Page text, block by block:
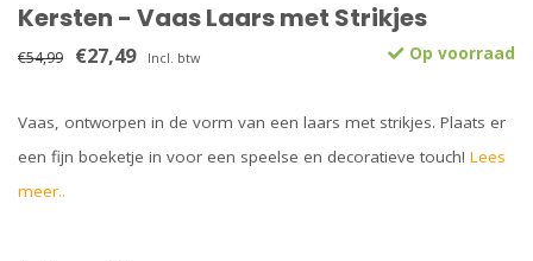
Kersten - Vaas Laars met Strikjes
€54,99 €27,49 Incl. btw Op voorraad
Vaas, ontworpen in de vorm van een laars met strikjes. Plaats er
een fijn boeketje in voor een speelse en decoratieve touch! Lees
meer..